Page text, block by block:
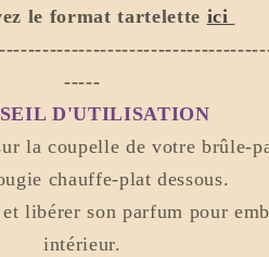
le format tartelette ici
-----
D'UTILISATION
la coupelle de votre brûle-
chauffe-plat dessous.
libérer son parfum pour
intérieur.